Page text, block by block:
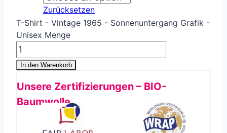
Zurücksetzen
T-Shirt - Vintage 1965 - Sonnenuntergang Grafik -
Unisex Menge
In den Warenkorb
Unsere Zertifizierungen – BIO-
Baumwolle